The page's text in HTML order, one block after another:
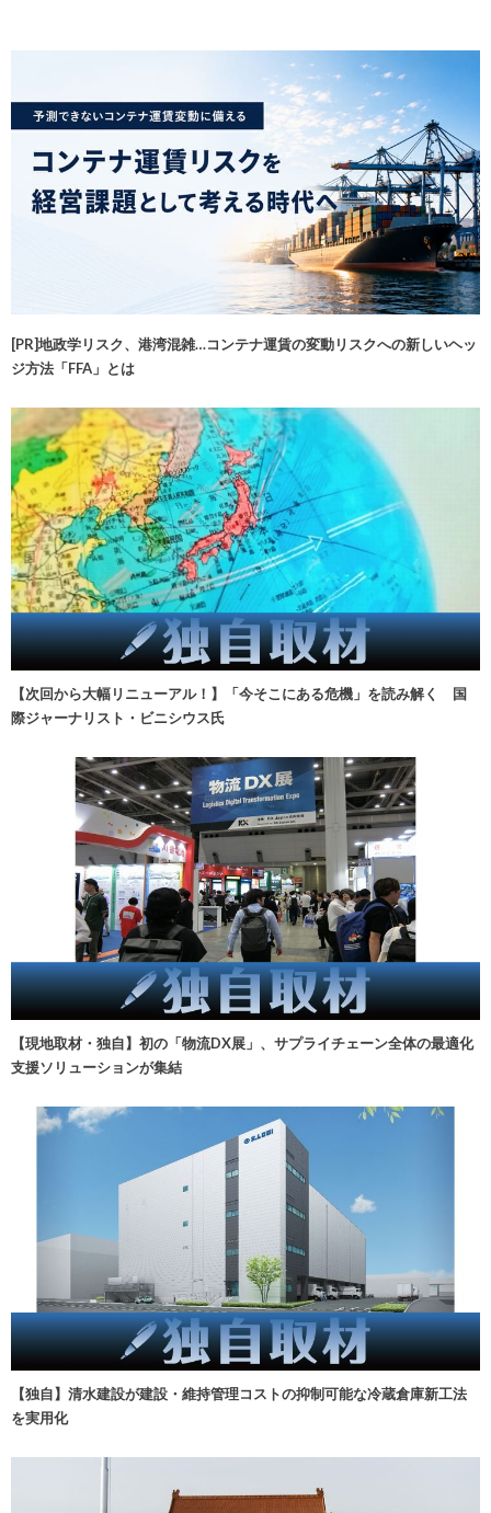
[PR]地政学リスク、港湾混雑…コンテナ運賃の変動リスクへの新しいヘッ
ジ方法「FFA」とは
【次回から大幅リニューアル！】「今そこにある危機」を読み解く 国
際ジャーナリスト・ビニシウス氏
【現地取材・独自】初の「物流DX展」、サプライチェーン全体の最適化
支援ソリューションが集結
【独自】清水建設が建設・維持管理コストの抑制可能な冷蔵倉庫新工法
を実用化